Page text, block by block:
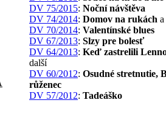
DV 75/2015: Noční návštěva
DV 74/2014: Domov na rukách
DV 70/2014: Valentínské blues
DV 67/2013: Slzy pre bolesť
DV 64/2013: Keď zastrelili
další
DV 60/2012: Osudné stretnutie,
růženec
DV 57/2012: Tadeáško